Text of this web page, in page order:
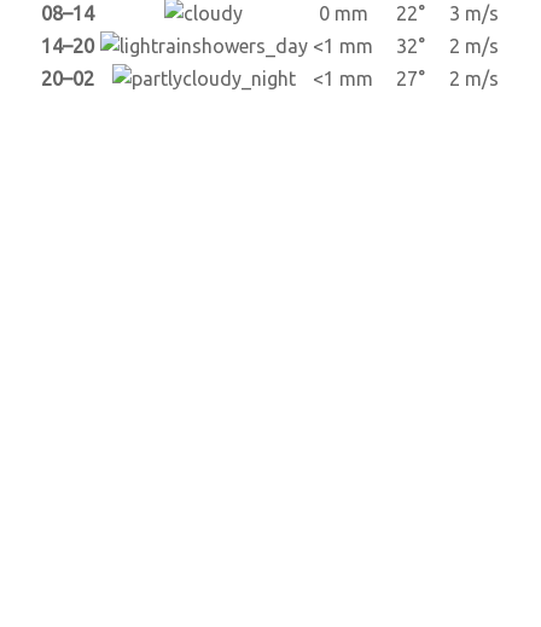
08–14
0 mm 22°
3 m/s
14–20
<1 mm 32°
2 m/s
20–02
<1 mm 27° 2 m/s